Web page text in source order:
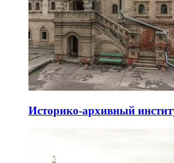
Историко-архивный